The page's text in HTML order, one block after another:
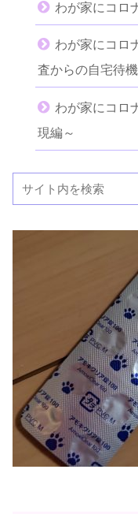
わが家にコロ
わが家にコロ
査からの自宅待
わが家にコロ
現編～